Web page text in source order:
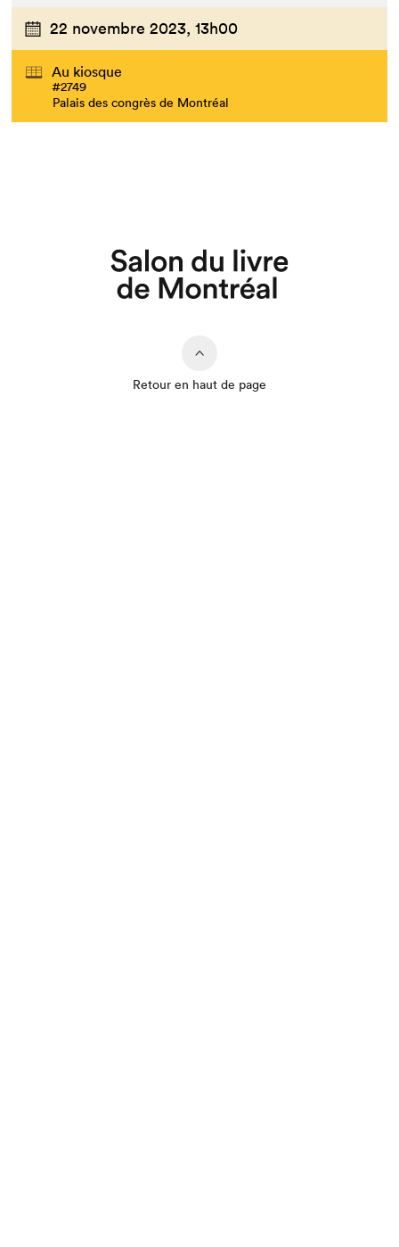
22 novembre 2023, 13h00
Au kiosque
#2749
Palais des congrès de Montréal
Retour en haut de page